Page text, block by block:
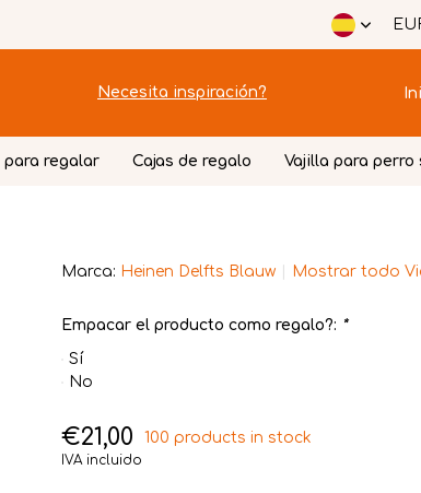
Envoltorio
Necesita inspiración?
para regalar Cajas de regalo Vajilla para perro
Marca: Heinen Delfts Blauw Mostrar todo
Empacar el producto como regalo?: *
Sí
No
€21,00 100 products in stock
IVA incluido